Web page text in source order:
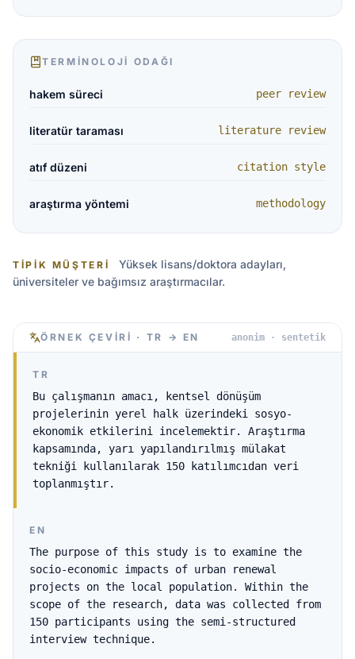
TERMINOLOJI ODAĞI
hakem süreci peer review
literatür taraması literature review
atıf düzeni citation style
araştırma yöntemi methodology
TIPIK MÜŞTERI
Yüksek lisans/doktora adayları,
üniversiteler ve bağımsız araştırmacılar.
ÖRNEK ÇEVIRI · TR → EN anonim · sentetik
TR
Bu çalışmanın amacı, kentsel dönüşüm
projelerinin yerel halk üzerindeki sosyo-
ekonomik etkilerini incelemektir. Araştırma
kapsamında, yarı yapılandırılmış mülakat
tekniği kullanılarak 150 katılımcıdan veri
toplanmıştır.
EN
The purpose of this study is to examine the
socio-economic impacts of urban renewal
projects on the local population. Within the
scope of the research, data was collected from
150 participants using the semi-structured
interview technique.